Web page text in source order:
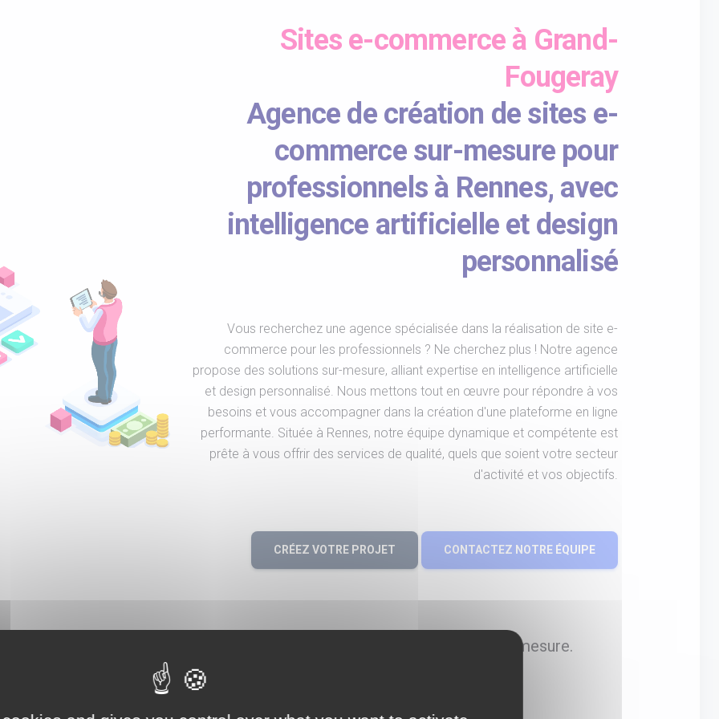
Sites e-commerce à Grand-
Fougeray
Agence de création de sites e-
commerce sur-mesure pour
professionnels à Rennes, avec
intelligence artificielle et design
personnalisé
Vous recherchez une agence spécialisée dans la réalisation de site e-
commerce pour les professionnels ? Ne cherchez plus ! Notre agence
propose des solutions sur-mesure, alliant expertise en intelligence artificielle
et design personnalisé. Nous mettons tout en œuvre pour répondre à vos
besoins et vous accompagner dans la création d'une plateforme en ligne
performante. Située à Rennes, notre équipe dynamique et compétente est
prête à vous offrir des services de qualité, quels que soient votre secteur
d'activité et vos objectifs.
CRÉEZ VOTRE PROJET CONTACTEZ NOTRE ÉQUIPE
dans la création de sites e-commerce et sites Prestashop sur-mesure.
accompagnons dans votre projet digital.